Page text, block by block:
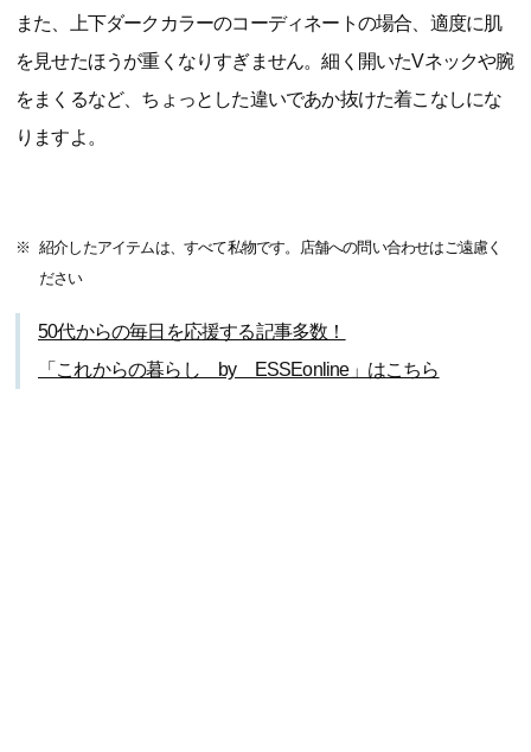
また、上下ダークカラーのコーディネートの場合、適度に肌
を見せたほうが重くなりすぎません。細く開いたVネックや腕
をまくるなど、ちょっとした違いであか抜けた着こなしにな
りますよ。
紹介したアイテムは、すべて私物です。店舗への問い合わせはご遠慮く
ださい
50代からの毎日を応援する記事多数！
「これからの暮らし by ESSEonline」はこちら